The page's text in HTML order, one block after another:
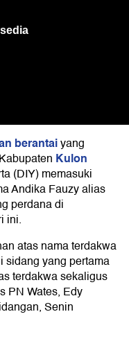
berantaiyang
Kulon
(DIY) memasuki
Andika Fauzy alias
perdana di
ini.
atas nama terdakwa
sidang yang pertama
terdakwa sekaligus
PN Wates, Edy
Senin